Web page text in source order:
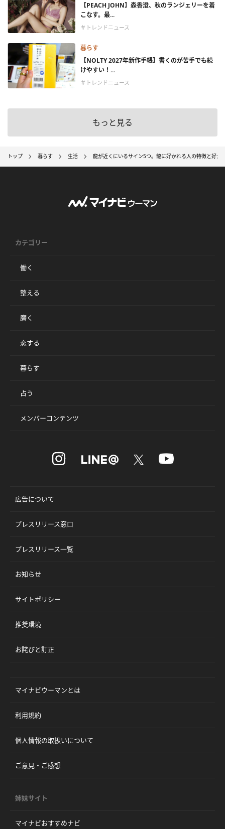
【PEACH JOHN】森香澄、秋のランジェリーを着
こなす。最...
＃トレンドニュース
暮らす
【NOLTY 2027年新作手帳】書くのが苦手でも続
けやすい！...
＃トレンドニュース
もっと見る
トップ 暮らす 生活 龍が近くにいるサイン5つ。龍に好かれる人の特徴と好か
カテゴリー
働く
整える
磨く
恋する
暮らす
占う
メンバーコンテンツ
広告について
プレスリリース窓口
プレスリリース一覧
お知らせ
サイトポリシー
推奨環境
お詫びと訂正
マイナビウーマンとは
利用規約
個人情報の取扱いについて
ご意見・ご感想
姉妹サイト
マイナビおすすめナビ